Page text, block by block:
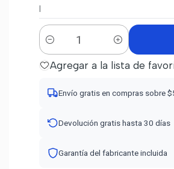
|
Cantidad
Agregar a la lista de
Envío gratis en compras sobre
Devolución gratis hasta 30 días
Garantía del fabricante incluida